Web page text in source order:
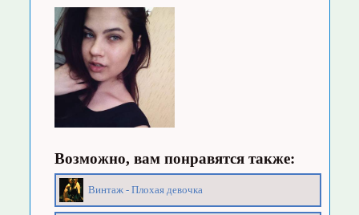
Возможно, вам понравятся также:
Винтаж - Плохая девочка